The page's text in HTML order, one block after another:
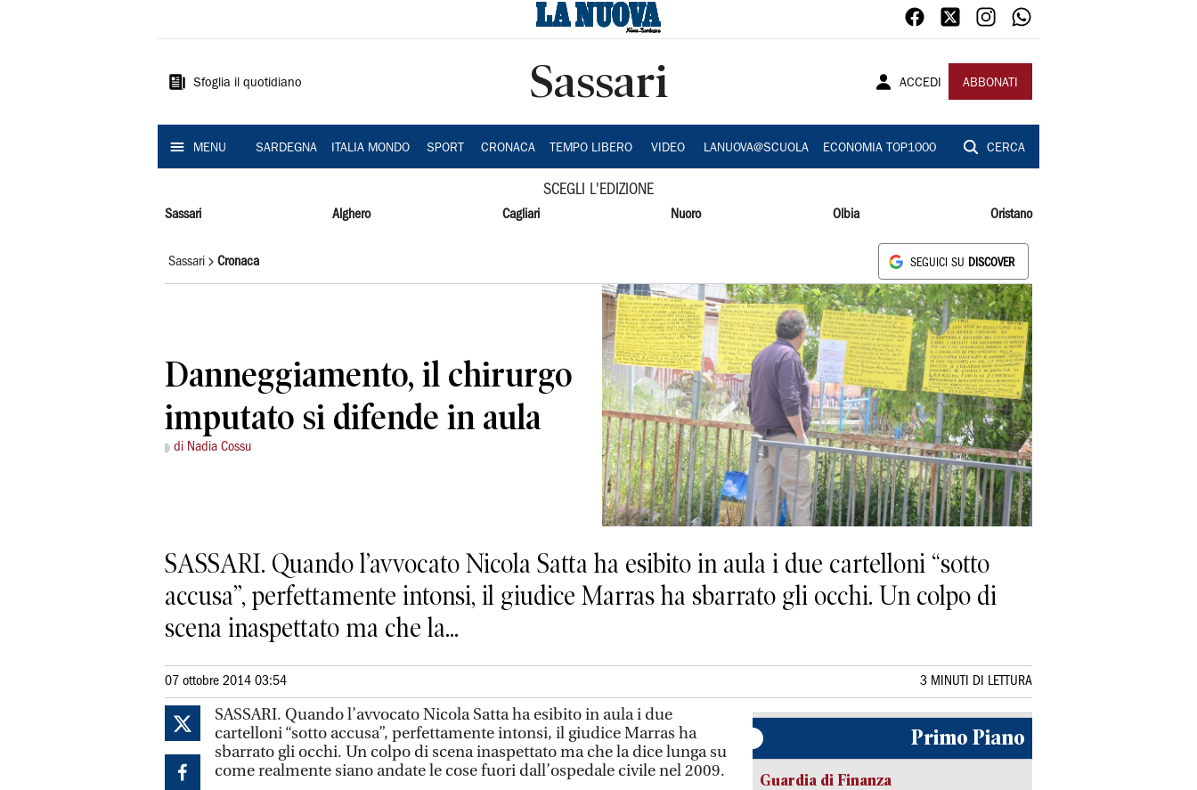
Sardegna
Sfoglia il quotidiano Sassari ACCEDI ABBONATI
MENU SARDEGNA ITALIA MONDO SPORT CRONACA TEMPO LIBERO VIDEO LANUOVA@SCUOLA ECONOMIA TOP1000 CERCA
SCEGLI L'EDIZIONE
Sassari Alghero Cagliari Nuoro Olbia Oristano
Sassari Cronaca SEGUICI SU DISCOVER
Danneggiamento, il chirurgo
imputato si difende in aula
di Nadia Cossu
SASSARI. Quando l’avvocato Nicola Satta ha esibito in aula i due cartelloni “sotto
accusa”, perfettamente intonsi, il giudice Marras ha sbarrato gli occhi. Un colpo di
scena inaspettato ma che la...
07 ottobre 2014 03:54 3 MINUTI DI LETTURA
SASSARI. Quando l’avvocato Nicola Satta ha esibito in aula i due
cartelloni “sotto accusa”, perfettamente intonsi, il giudice Marras ha
sbarrato gli occhi. Un colpo di scena inaspettato ma che la dice lunga su
come realmente siano andate le cose fuori dall’ospedale civile nel 2009.
Primo Piano
Guardia di Finanza